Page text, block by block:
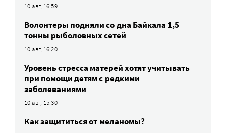
10 авг, 16:59
Волонтеры подняли со дна Байкала 1,5
тонны рыболовных сетей
10 авг, 16:20
Уровень стресса матерей хотят учитывать
при помощи детям с редкими
заболеваниями
10 авг, 15:30
Как защититься от меланомы?